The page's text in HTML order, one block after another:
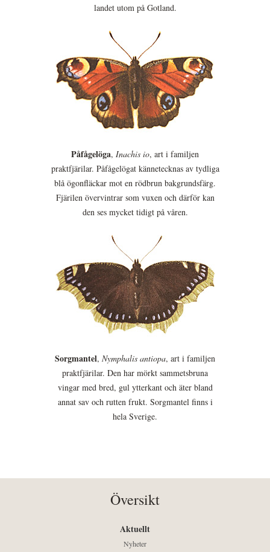
landet utom på Gotland.
Påfågelöga, Inachis io, art i familjen
praktfjärilar. Påfågelögat kännetecknas av tydliga
blå ögonfläckar mot en rödbrun bakgrundsfärg.
Fjärilen övervintrar som vuxen och därför kan
den ses mycket tidigt på våren.
Sorgmantel, Nymphalis antiopa, art i familjen
praktfjärilar. Den har mörkt sammetsbruna
vingar med bred, gul ytterkant och äter bland
annat sav och rutten frukt. Sorgmantel finns i
hela Sverige.
Översikt
Aktuellt
Nyheter